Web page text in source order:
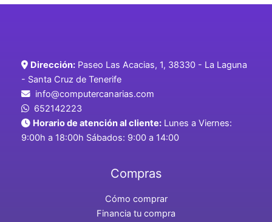
Dirección: Paseo Las Acacias, 1, 38330 - La Laguna
- Santa Cruz de Tenerife
info@computercanarias.com
652142223
Horario de atención al cliente: Lunes a Viernes:
9:00h a 18:00h Sábados: 9:00 a 14:00
Compras
Cómo comprar
Financia tu compra